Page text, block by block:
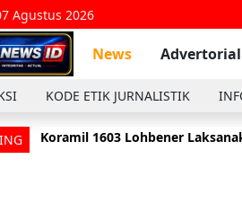
Agustus 2026
News Advertorial
KODE ETIK JURNALISTIK
Koramil 1603 Lohbener
Anggota Koramil 1601/